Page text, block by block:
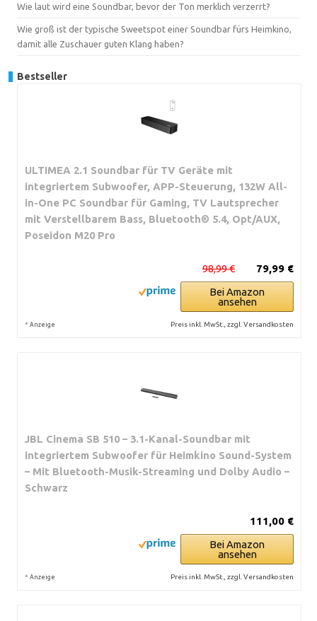
Wie laut wird eine Soundbar, bevor der Ton merklich verzerrt?
Wie groß ist der typische Sweetspot einer Soundbar fürs Heimkino,
damit alle Zuschauer guten Klang haben?
Bestseller
ULTIMEA 2.1 Soundbar für TV Geräte mit
integriertem Subwoofer, APP-Steuerung, 132W All-
in-One PC Soundbar für Gaming, TV Lautsprecher
mit Verstellbarem Bass, Bluetooth® 5.4, Opt/AUX,
Poseidon M20 Pro
79,99 €
98,99 €
Bei Amazon
ansehen
* Anzeige Preis inkl. MwSt., zzgl. Versandkosten
JBL Cinema SB 510 – 3.1-Kanal-Soundbar mit
integriertem Subwoofer für Heimkino Sound-System
– Mit Bluetooth-Musik-Streaming und Dolby Audio –
Schwarz
111,00 €
Bei Amazon
ansehen
* Anzeige Preis inkl. MwSt., zzgl. Versandkosten